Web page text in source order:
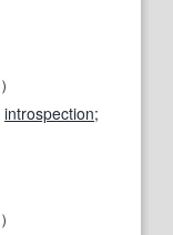
）
introspection;
）